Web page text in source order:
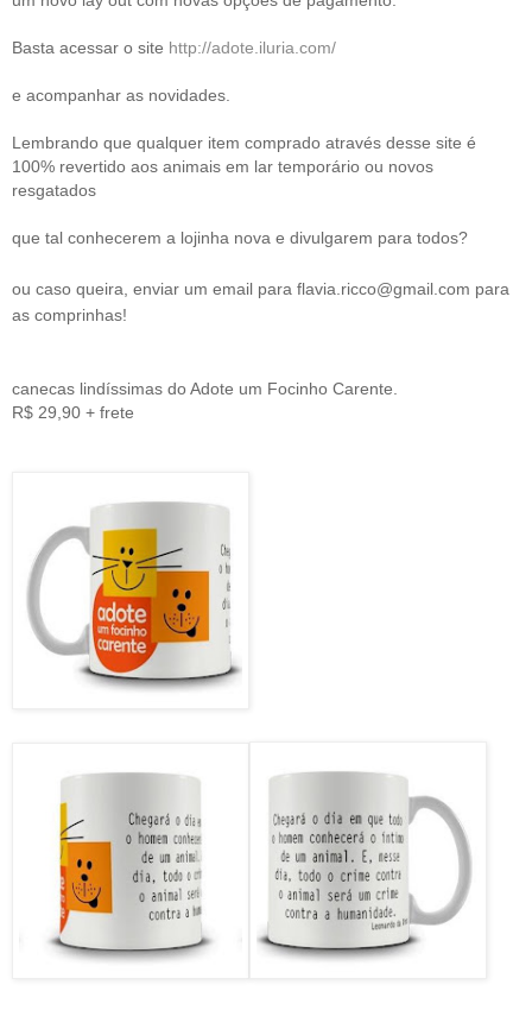
Basta acessar o site http://adote.iluria.com/
e acompanhar as novidades.
Lembrando que qualquer item comprado através desse site é
100% revertido aos animais em lar temporário ou novos
resgatados
que tal conhecerem a lojinha nova e divulgarem para todos?
ou caso queira, enviar um email para flavia.ricco@gmail.com para
as comprinhas!
canecas lindíssimas do Adote um Focinho Carente.
R$ 29,90 + frete